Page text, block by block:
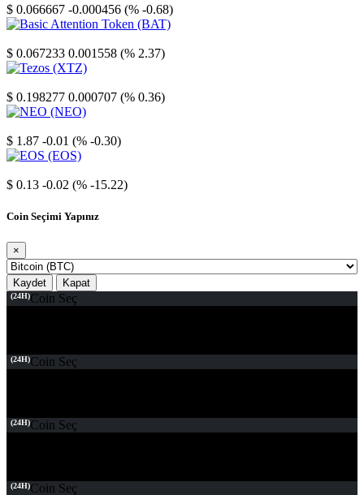
$ 0.066667 -0.000456 (% -0.68)
$ 0.067233 0.001558 (% 2.37)
$ 0.198277 0.000707 (% 0.36)
$ 1.87 -0.01 (% -0.30)
$ 0.13 -0.02 (% -15.22)
Coin Seçimi Yapınız
×
Kaydet Kapat
(24H)Coin Seç
(24H)Coin Seç
(24H)Coin Seç
(24H)Coin Seç